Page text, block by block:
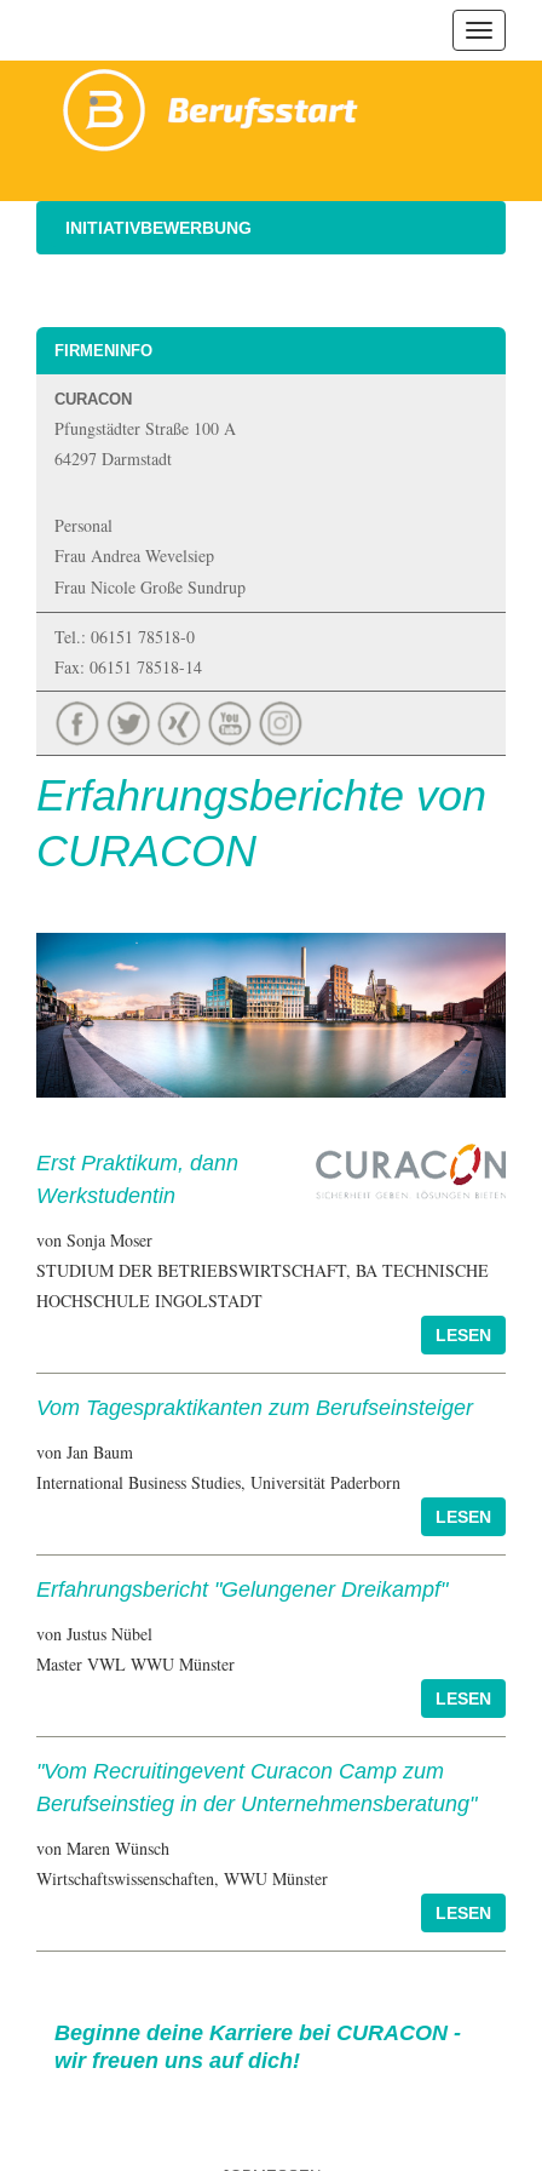
ein-/
INITIATIVBEWERBUNG
FIRMENINFO
CURACON
Pfungstädter Straße 100 A
64297 Darmstadt
Personal
Frau Andrea Wevelsiep
Frau Nicole Große Sundrup
Tel.: 06151 78518-0
Fax: 06151 78518-14
Erfahrungsberichte von
CURACON
Erst Praktikum, dann
Werkstudentin
von Sonja Moser
STUDIUM DER BETRIEBSWIRTSCHAFT, BA TECHNISCHE
HOCHSCHULE INGOLSTADT
Vom Tagespraktikanten zum Berufseinsteiger
von Jan Baum
International Business Studies, Universität Paderborn
Erfahrungsbericht "Gelungener Dreikampf"
von Justus Nübel
Master VWL WWU Münster
"Vom Recruitingevent Curacon Camp zum
Berufseinstieg in der Unternehmensberatung"
von Maren Wünsch
Wirtschaftswissenschaften, WWU Münster
Beginne deine Karriere bei CURACON -
wir freuen uns auf dich!